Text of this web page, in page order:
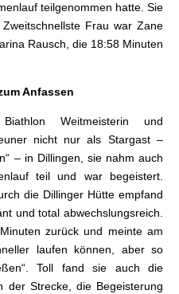
teilgenommen hatte. Sie
Frau war Zane
Rausch, die 18:58 Minuten
Anfassen
Weitmeisterin und
nicht nur als Stargast –
– in Dillingen, sie nahm auch
teil und war begeistert.
die Dillinger Hütte empfand
und total abwechslungsreich.
zurück und meinte am
laufen können, aber so
Toll fand sie auch die
der Strecke, die Begeisterung